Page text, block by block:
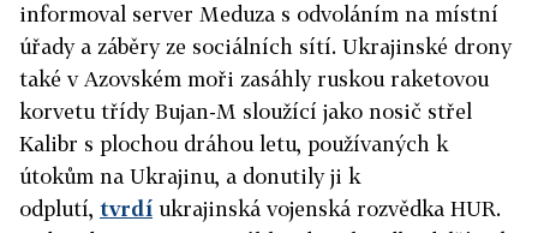
informoval server Meduza s odvoláním na místní
úřady a záběry ze sociálních sítí. Ukrajinské drony
také v Azovském moři zasáhly ruskou raketovou
korvetu třídy Bujan-M sloužící jako nosič střel
Kalibr s plochou dráhou letu, používaných k
útokům na Ukrajinu, a donutily ji k
odplutí, tvrdí ukrajinská vojenská rozvědka HUR.